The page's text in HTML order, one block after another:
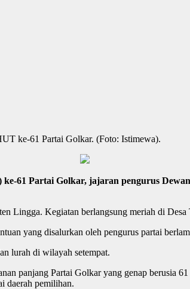
ke-61 Partai Golkar. (Foto: Istimewa).
61 Partai Golkar, jajaran pengurus
Lingga. Kegiatan berlangsung meriah di
yang disalurkan oleh pengurus partai
lurah di wilayah setempat.
panjang Partai Golkar yang genap berusia
daerah pemilihan.